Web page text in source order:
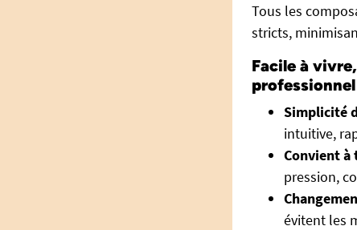
Tous les
stricts,
Facile à
professionnel
Simplicité
intuitive,
Convient à
pression,
évitent les